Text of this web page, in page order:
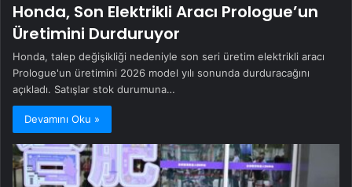
Honda, Son Elektrikli Aracı Prologue’un
Üretimini Durduruyor
Honda, talep değişikliği nedeniyle son seri üretim elektrikli aracı
Prologue'un üretimini 2026 model yılı sonunda durduracağını
açıkladı. Satışlar stok durumuna…
Devamını Oku »